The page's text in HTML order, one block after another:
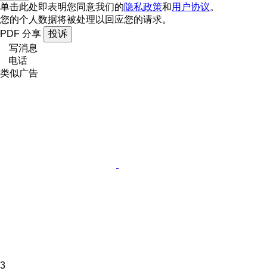
单击此处即表明您同意我们的隐私政策和用户协议。
您的个人数据将被处理以回应您的请求。
PDF 分享
投诉
写消息
电话
类似广告
3